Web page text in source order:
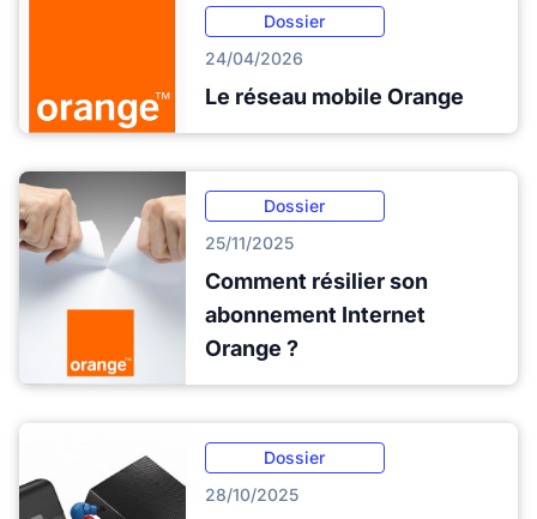
Dossier
24/04/2026
Le réseau mobile Orange
Dossier
25/11/2025
Comment résilier son
abonnement Internet
Orange ?
Dossier
28/10/2025